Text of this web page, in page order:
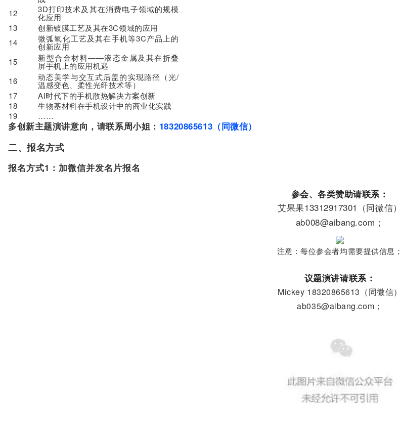
12
3D打印技术及其在消费电子领域的规模
化应用
13
创新镀膜工艺及其在3C领域的应用
14
微弧氧化工艺及其在手机等3C产品上的
创新应用
15
新型合金材料——液态金属及其在折叠
屏手机上的应用机遇
16
动态美学与交互式后盖的实现路径（光/
温感变色、柔性光纤技术等）
17
AI时代下的手机散热解决方案创新
18
生物基材料在手机设计中的商业化实践
19
……
多创新主题演讲意向，请联系周小姐： 18320865613（同微信）
二、报名方式
报名方式1：加微信并发名片报名
参会、各类赞助请联系：
艾果果13312917301（同微信）
ab008@aibang.com；
注意：每位参会者均需要提供信息；
议题演讲请联系：
Mickey 18320865613（同微信）
ab035@aibang.com；